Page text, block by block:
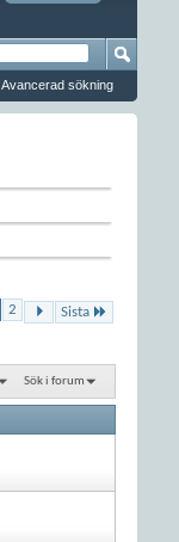
Avancerad sökning
2 Sista
Sök i forum